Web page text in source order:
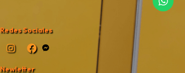
Redes Sociales
Newletter